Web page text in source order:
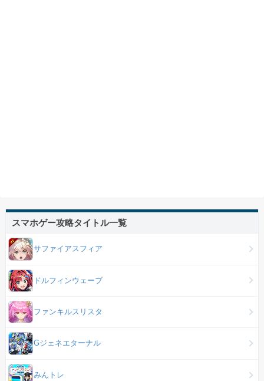
スマホゲー攻略タイトル一覧
サファイアスフィア
ドルフィンウェーブ
ファンキルスリスタ
Gジェネエターナル
みんトレ